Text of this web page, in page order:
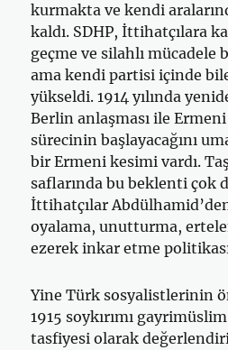
kurmakta ve kendi
kaldı. SDHP, İttihatçılara
geçme ve silahlı mücadele
ama kendi partisi içinde
yükseldi. 1914 yılında
Berlin anlaşması ile
sürecinin başlayacağını
bir Ermeni kesimi vardı.
saflarında bu beklenti çok
İttihatçılar
oyalama, unutturma,
ezerek inkar etme
Yine Türk sosyalistlerinin
1915 soykırımı
tasfiyesi olarak